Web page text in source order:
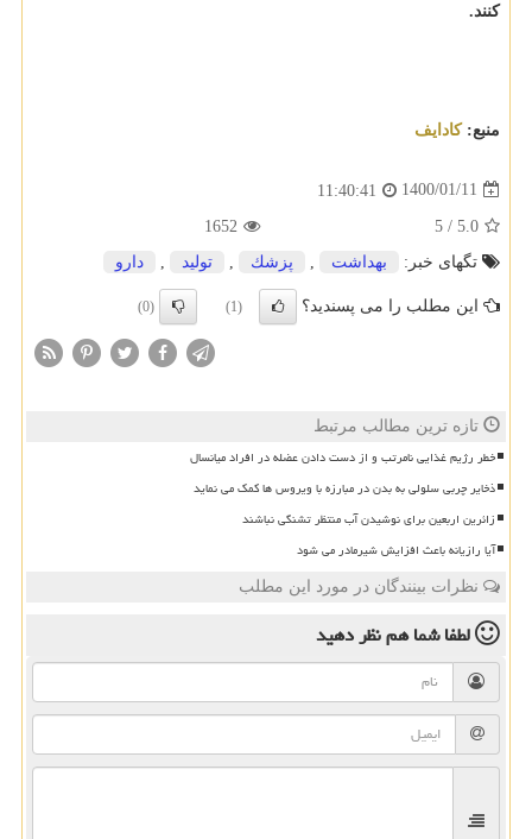
کنند.
منبع:كادایف
1400/01/11
11:40:41
5.0
/
5
1652
تگهای خبر:
بهداشت پزشك تولید دارو
این مطلب را می پسندید؟ (1)
(0)
تازه ترین مطالب مرتبط
خطر رژیم غذایی نامرتب و از دست دادن عضله در افراد میانسال
ذخایر چربی سلولی به بدن در مبارزه با ویروس ها کمک می نماید
زائرین اربعین برای نوشیدن آب منتظر تشنگی نباشند
آیا رازیانه باعث افزایش شیرمادر می شود
نظرات بینندگان در مورد این مطلب
لطفا شما همنظر دهید